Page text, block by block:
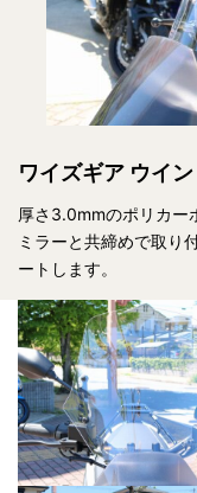
ワイズギア ウイ
厚さ3.0mmのポリカー
ミラーと共締めで取り
ートします。